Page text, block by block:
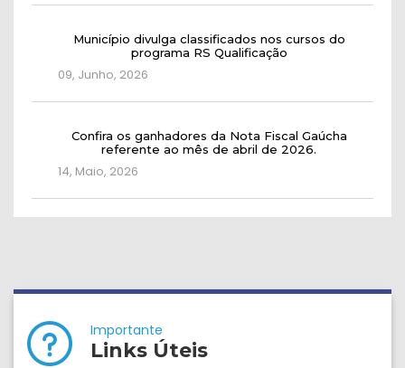
Município divulga classificados nos cursos do
programa RS Qualificação
09, Junho, 2026
Confira os ganhadores da Nota Fiscal Gaúcha
referente ao mês de abril de 2026.
14, Maio, 2026
Importante
Links Úteis